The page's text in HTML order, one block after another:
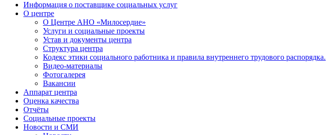
Информация о поставщике социальных услуг
О центре
О Центре АНО «Милосердие»
Услуги и социальные проекты
Устав и документы центра
Структура центра
Кодекс этики социального работника и правила внутреннего трудового распорядка.
Видео-материалы
Фотогалерея
Вакансии
Аппарат центра
Оценка качества
Отчёты
Социальные проекты
Новости и СМИ